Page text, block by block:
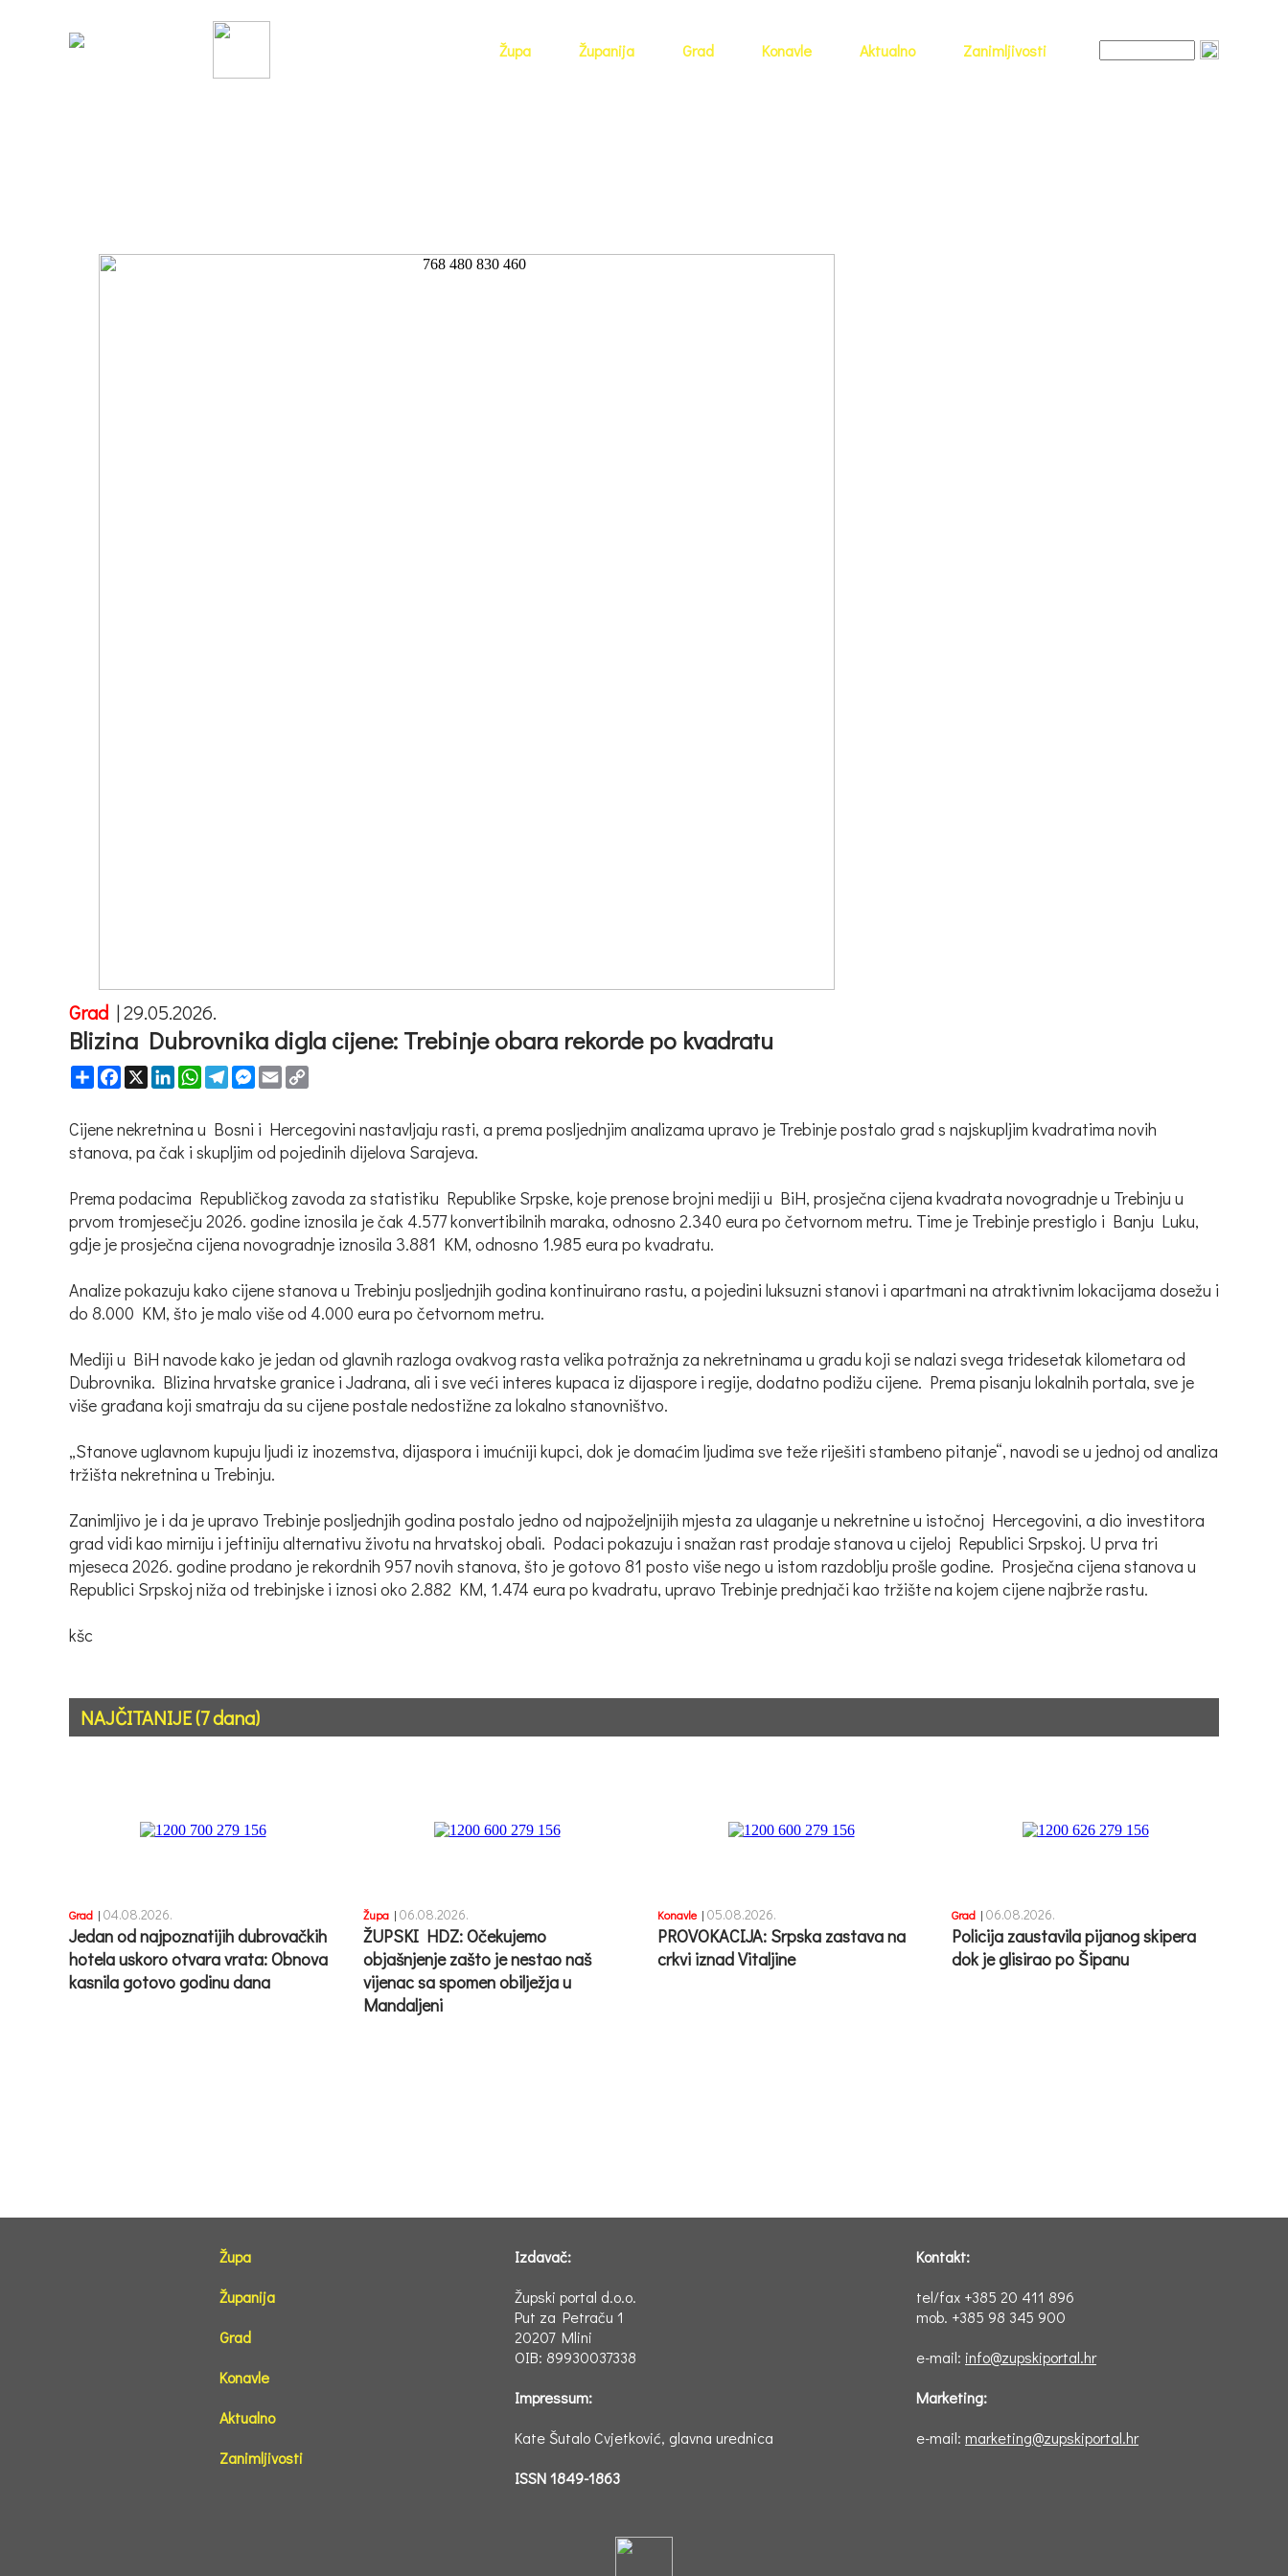
Župa Županija Grad Konavle Aktualno Zanimljivosti
Grad |29.05.2026.
Blizina Dubrovnika digla cijene: Trebinje obara rekorde po kvadratu
ShareFacebook
X LinkedInWhatsApp
TelegramMessenger
Email
Cijene nekretnina u Bosni i Hercegovini nastavljaju rasti, a prema posljednjim analizama upravo je Trebinje postalo grad s najskupljim kvadratima novih
stanova, pa čak i skupljim od pojedinih dijelova Sarajeva.
Prema podacima Republičkog zavoda za statistiku Republike Srpske, koje prenose brojni mediji u BiH, prosječna cijena kvadrata novogradnje u Trebinju u
prvom tromjesečju 2026. godine iznosila je čak 4.577 konvertibilnih maraka, odnosno 2.340 eura po četvornom metru. Time je Trebinje prestiglo i Banju Luku,
gdje je prosječna cijena novogradnje iznosila 3.881 KM, odnosno 1.985 eura po kvadratu.
Analize pokazuju kako cijene stanova u Trebinju posljednjih godina kontinuirano rastu, a pojedini luksuzni stanovi i apartmani na atraktivnim lokacijama dosežu i
do 8.000 KM, što je malo više od 4.000 eura po četvornom metru.
Mediji u BiH navode kako je jedan od glavnih razloga ovakvog rasta velika potražnja za nekretninama u gradu koji se nalazi svega tridesetak kilometara od
Dubrovnika. Blizina hrvatske granice i Jadrana, ali i sve veći interes kupaca iz dijaspore i regije, dodatno podižu cijene. Prema pisanju lokalnih portala, sve je
više građana koji smatraju da su cijene postale nedostižne za lokalno stanovništvo.
„Stanove uglavnom kupuju ljudi iz inozemstva, dijaspora i imućniji kupci, dok je domaćim ljudima sve teže riješiti stambeno pitanje“, navodi se u jednoj od analiza
tržišta nekretnina u Trebinju.
Zanimljivo je i da je upravo Trebinje posljednjih godina postalo jedno od najpoželjnijih mjesta za ulaganje u nekretnine u istočnoj Hercegovini, a dio investitora
grad vidi kao mirniju i jeftiniju alternativu životu na hrvatskoj obali. Podaci pokazuju i snažan rast prodaje stanova u cijeloj Republici Srpskoj. U prva tri
mjeseca 2026. godine prodano je rekordnih 957 novih stanova, što je gotovo 81 posto više nego u istom razdoblju prošle godine. Prosječna cijena stanova u
Republici Srpskoj niža od trebinjske i iznosi oko 2.882 KM, 1.474 eura po kvadratu, upravo Trebinje prednjači kao tržište na kojem cijene najbrže rastu.
kšc
NAJČITANIJE (7 dana)
Grad | 04.08.2026.
Jedan od najpoznatijih dubrovačkih
hotela uskoro otvara vrata: Obnova
kasnila gotovo godinu dana
Župa | 06.08.2026.
ŽUPSKI HDZ: Očekujemo
objašnjenje zašto je nestao naš
vijenac sa spomen obilježja u
Mandaljeni
Konavle | 05.08.2026.
PROVOKACIJA: Srpska zastava na
crkvi iznad Vitaljine
Grad | 06.08.2026.
Policija zaustavila pijanog skipera
dok je glisirao po Šipanu
Župa
Županija
Grad
Konavle
Aktualno
Zanimljivosti
Izdavač:
Župski portal d.o.o.
Put za Petraču 1
20207 Mlini
OIB: 89930037338
Impressum:
Kate Šutalo Cvjetković, glavna urednica
ISSN 1849-1863
Kontakt:
tel/fax +385 20 411 896
mob. +385 98 345 900
e-mail: info@zupskiportal.hr
Marketing:
e-mail: marketing@zupskiportal.hr